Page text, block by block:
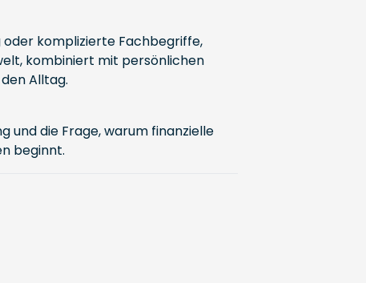
komplizierte Fachbegriffe,
kombiniert mit persönlichen
Alltag.
und die Frage, warum finanzielle
beginnt.